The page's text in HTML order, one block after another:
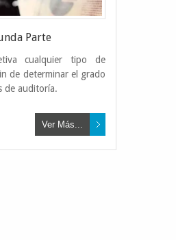
las prácticas
Parte
cualquier tipo de
de determinar el grado
de auditoría.
Ver Más...